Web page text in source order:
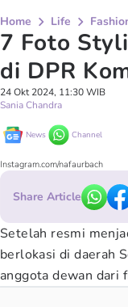
Home Life
7 Foto
di DPR
24 Okt 2024, 11:30 WIB
Sania Chandra
News Channel
Instagram.com/nafaurbach
Share Article
Setelah resmi
berlokasi di daerah
anggota dewan dari